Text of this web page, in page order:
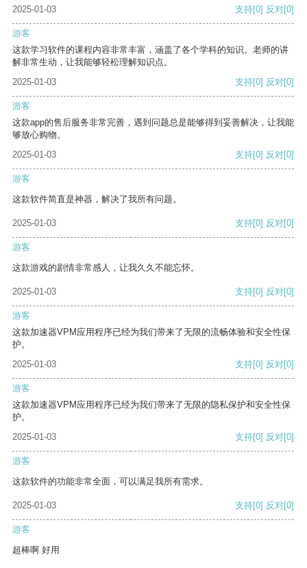
2025-01-03 支持[0] 反对[0]
游客
这款学习软件的课程内容非常丰富，涵盖了各个学科的知识。老师的讲
解非常生动，让我能够轻松理解知识点。
2025-01-03
支持[0] 反对[0]
游客
这款app的售后服务非常完善，遇到问题总是能够得到妥善解决，让我能
够放心购物。
2025-01-03
支持[0] 反对[0]
游客
这款软件简直是神器，解决了我所有问题。
2025-01-03 支持[0] 反对[0]
游客
这款游戏的剧情非常感人，让我久久不能忘怀。
2025-01-03 支持[0] 反对[0]
游客
这款加速器VPM应用程序已经为我们带来了无限的流畅体验和安全性保
护。
2025-01-03
支持[0] 反对[0]
游客
这款加速器VPM应用程序已经为我们带来了无限的隐私保护和安全性保
护。
2025-01-03
支持[0] 反对[0]
游客
这款软件的功能非常全面，可以满足我所有需求。
2025-01-03 支持[0] 反对[0]
游客
超棒啊 好用